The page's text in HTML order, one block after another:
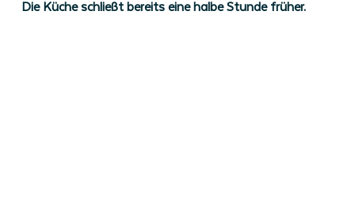
Die Küche schließt bereits eine halbe Stunde früher.